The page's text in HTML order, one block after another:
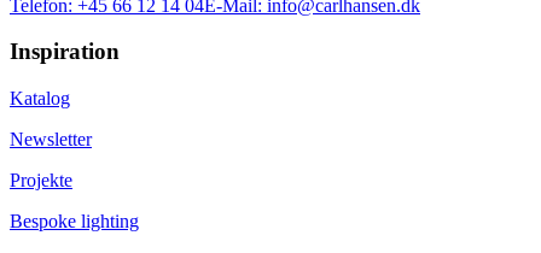
Telefon: +45 66 12 14 04E-Mail: info@carlhansen.dk
Inspiration
Katalog
Newsletter
Projekte
Bespoke lighting